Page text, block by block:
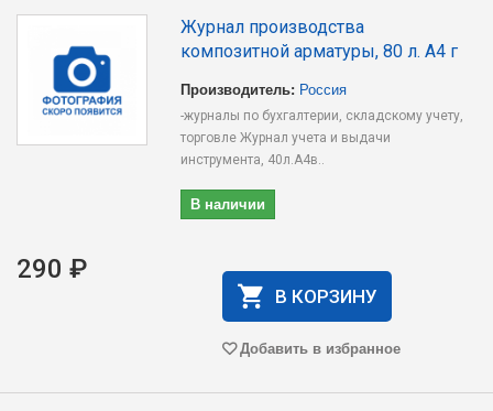
Журнал производства
композитной арматуры, 80 л. А4 г
Производитель: Россия
-журналы по бухгалтерии, складскому учету,
торговле Журнал учета и выдачи
инструмента, 40л.А4в..
В наличии
290 ₽
В КОРЗИНУ
Добавить в избранное